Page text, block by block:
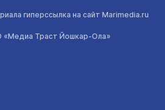
гиперссылка на сайт Marimedia.ru
Траст Йошкар-Ола»